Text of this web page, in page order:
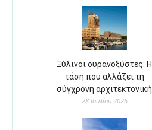
Ξύλινοι ουρανοξύστες: Η
τάση που αλλάζει τη
σύγχρονη αρχιτεκτονική
28 Ιουλίου 2026